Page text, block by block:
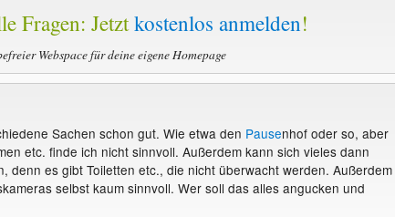
Fragen: Jetztkostenlos anmelden!
Webspace für deine eigene Homepage
Sachen schon gut. Wie etwa den Pausenhof oder so, aber
etc. finde ich nicht sinnvoll. Außerdem kann sich vieles dann
denn es gibt Toiletten etc., die nicht überwacht werden. Außerdem
selbst kaum sinnvoll. Wer soll das alles angucken und